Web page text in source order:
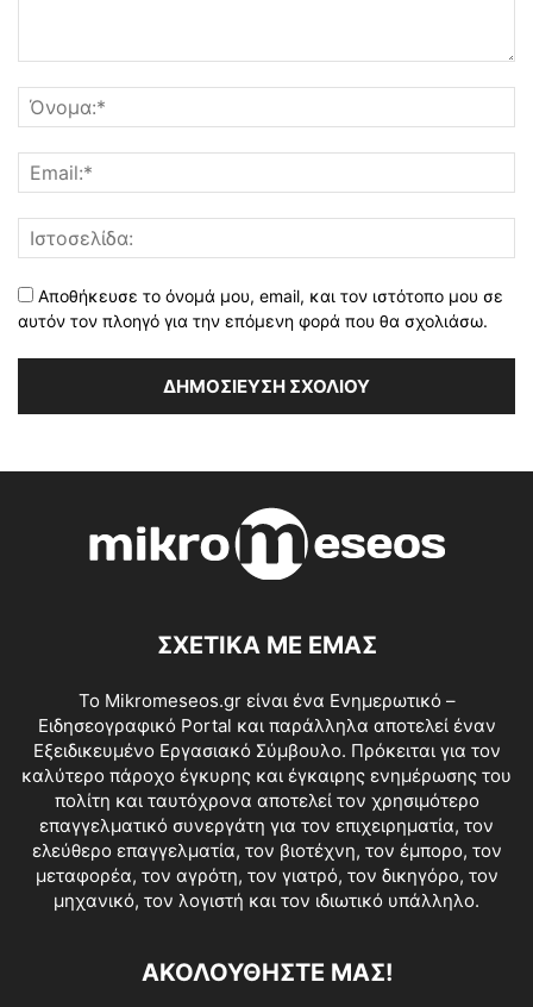
Αποθήκευσε το όνομά μου, email, και τον ιστότοπο μου σε
αυτόν τον πλοηγό για την επόμενη φορά που θα σχολιάσω.
ΣΧΕΤΙΚΑ ΜΕ ΕΜΑΣ
Το Mikromeseos.gr είναι ένα Ενημερωτικό –
Ειδησεογραφικό Portal και παράλληλα αποτελεί έναν
Εξειδικευμένο Εργασιακό Σύμβουλο. Πρόκειται για τον
καλύτερο πάροχο έγκυρης και έγκαιρης ενημέρωσης του
πολίτη και ταυτόχρονα αποτελεί τον χρησιμότερο
επαγγελματικό συνεργάτη για τον επιχειρηματία, τον
ελεύθερο επαγγελματία, τον βιοτέχνη, τον έμπορο, τον
μεταφορέα, τον αγρότη, τον γιατρό, τον δικηγόρο, τον
μηχανικό, τον λογιστή και τον ιδιωτικό υπάλληλο.
ΑΚΟΛΟΥΘΗΣΤΕ ΜΑΣ!